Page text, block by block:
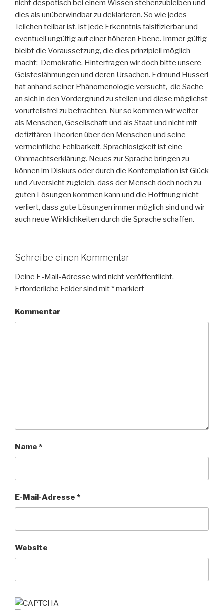
nicht despotisch bei einem Wissen stehenzubleiben und
dies als unüberwindbar zu deklarieren. So wie jedes
Teilchen teilbar ist, ist jede Erkenntnis falsifizierbar und
eventuell ungültig auf einer höheren Ebene. Immer gültig
bleibt die Voraussetzung, die dies prinzipiell möglich
macht: Demokratie. Hinterfragen wir doch bitte unsere
Geisteslähmungen und deren Ursachen. Edmund Husserl
hat anhand seiner Phänomenologie versucht, die Sache
an sich in den Vordergrund zu stellen und diese möglichst
vorurteilsfrei zu betrachten. Nur so kommen wir weiter
als Menschen, Gesellschaft und als Staat und nicht mit
defizitären Theorien über den Menschen und seine
vermeintliche Fehlbarkeit. Sprachlosigkeit ist eine
Ohnmachtserklärung. Neues zur Sprache bringen zu
können im Diskurs oder durch die Kontemplation ist Glück
und Zuversicht zugleich, dass der Mensch doch noch zu
guten Lösungen kommen kann und die Hoffnung nicht
verliert, dass gute Lösungen immer möglich sind und wir
auch neue Wirklichkeiten durch die Sprache schaffen.
Schreibe einen Kommentar
Deine E-Mail-Adresse wird nicht veröffentlicht.
Erforderliche Felder sind mit *markiert
Kommentar
Name *
E-Mail-Adresse *
Website